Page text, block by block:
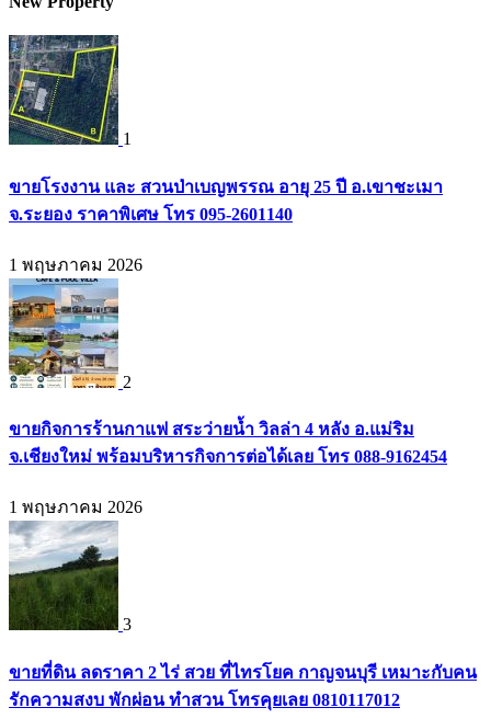
1
ขายโรงงาน และ สวนป่าเบญพรรณ อายุ 25 ปี อ.เขาชะเมา
จ.ระยอง ราคาพิเศษ โทร 095-2601140
1 พฤษภาคม 2026
2
ขายกิจการร้านกาแฟ สระว่ายน้ำ วิลล่า 4 หลัง อ.แม่ริม
จ.เชียงใหม่ พร้อมบริหารกิจการต่อได้เลย โทร 088-9162454
1 พฤษภาคม 2026
3
ขายที่ดิน ลดราคา 2 ไร่ สวย ที่ไทรโยค กาญจนบุรี เหมาะกับคน
รักความสงบ พักผ่อน ทำสวน โทรคุยเลย 0810117012